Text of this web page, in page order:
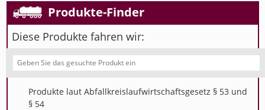
Produkte-Finder
Diese Produkte fahren wir:
Produkte laut Abfallkreislaufwirtschaftsgesetz § 53 und
§ 54